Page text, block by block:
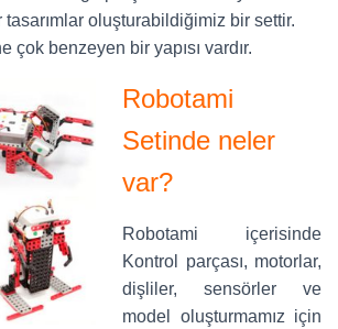
oluşturabildiğimiz bir settir.
çok benzeyen bir yapısı vardır.
Robotami
Setinde neler
var?
Robotami içerisinde
Kontrol parçası, motorlar,
dişliler, sensörler ve
model oluşturmamız için